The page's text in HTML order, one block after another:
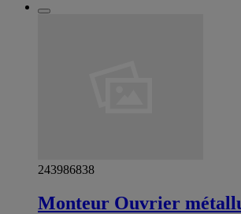
243986838
Monteur Ouvrier